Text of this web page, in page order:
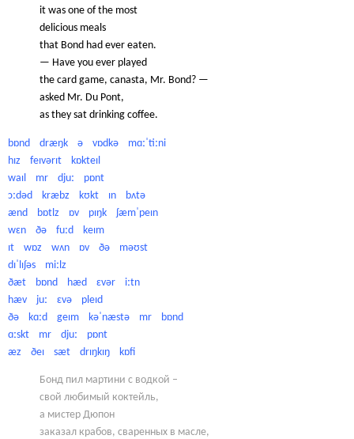
it was one of the most
delicious meals
that Bond had ever eaten.
— Have you ever played
the card game, canasta, Mr. Bond? —
asked Mr. Du Pont,
as they sat drinking coffee.
bɒnd dræŋk ə vɒdkə mɑːˈtiːni
hɪz feɪvərɪt kɒkteɪl
waɪl mr djuː pɒnt
ɔːdəd kræbz kʊkt ɪn bʌtə
ænd bɒtlz ɒv pɪŋk ʃæmˈpeɪn
wɛn ðə fuːd keɪm
ɪt wɒz wʌn ɒv ðə məʊst
dɪˈlɪʃəs miːlz
ðæt bɒnd hæd ɛvər iːtn
hæv juː ɛvə pleɪd
ðə kɑːd geɪm kəˈnæstə mr bɒnd
ɑːskt mr djuː pɒnt
æz ðeɪ sæt drɪŋkɪŋ kɒfi
Бонд пил мартини с водкой –
свой любимый коктейль,
а мистер Дюпон
заказал крабов, сваренных в масле,